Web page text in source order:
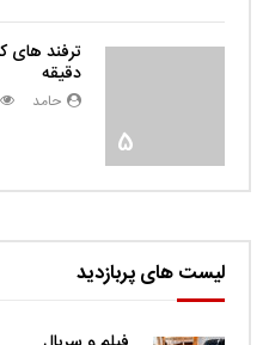
5
ترفند های
دقیقه
حامد
لیست های پربازدید